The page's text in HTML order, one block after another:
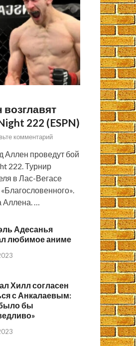
222 (ESPN)
комментарий
Аллен проведут бой
222. Турнир
в Лас-Вегасе
Аллена. …
Адесанья
любимое аниме
Хилл согласен
с Анкалаевым:
бы